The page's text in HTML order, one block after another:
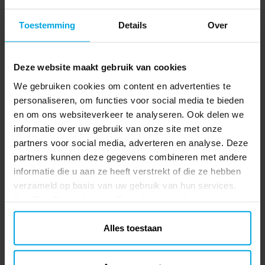
Toestemming Details Over
Deze website maakt gebruik van cookies
We gebruiken cookies om content en advertenties te
personaliseren, om functies voor social media te bieden
en om ons websiteverkeer te analyseren. Ook delen we
informatie over uw gebruik van onze site met onze
partners voor social media, adverteren en analyse. Deze
partners kunnen deze gegevens combineren met andere
informatie die u aan ze heeft verstrekt of die ze hebben
verzameld op basis van uw gebruik van hun services.
Alles toestaan
Bijpassende accessoires
Ballonpomp Deluxe Dual Action
Upgrade je feestvoorbereiding met onze
Ballonpomp Deluxe Dual Action! Deze
snel veel ballonnen op te blazen en ze
worden verkocht in verschillende kleuren
die niet gesorteerd zijn. Of het nu gaat om
een kinderfeestje, babyshower of andere
speciale gelegenheden, onze ballonpomp
is de perfecte keuze.
Prijs:€ 2,99
€ 2,99
TOEVOEGEN
Anderen kochten ook